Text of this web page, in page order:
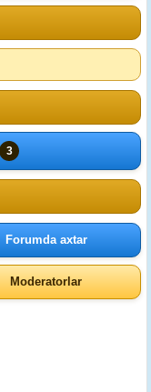
3
Forumda axtar
Moderatorlar